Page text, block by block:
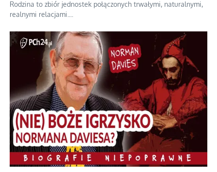
Rodzina to zbiór jednostek połączonych trwałymi, naturalnymi,
realnymi relacjami.